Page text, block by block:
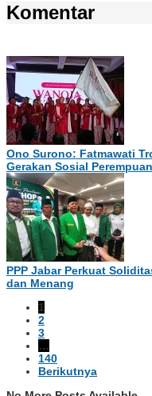
Komentar
Ono Surono: Fatmawati
Gerakan Sosial Perempuan
PPP Jabar Perkuat
dan Menang
1
2
3
…
140
Berikutnya